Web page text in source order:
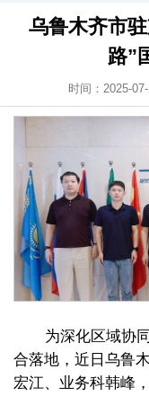
乌鲁木齐市
路”
时间：2025-
为深化区域协同
合落地，近日乌鲁
宏江、业务科韩峰